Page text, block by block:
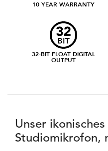
10 YEAR WARRANTY
32-BIT FLOAT DIGITAL
OUTPUT
Unser
Studiomikrofon,